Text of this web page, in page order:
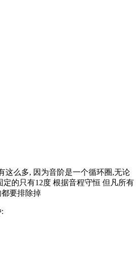
这么多, 因为音阶是一个循环圈,无论
定的只有12度 根据音程守恒 但凡所有
要排除掉